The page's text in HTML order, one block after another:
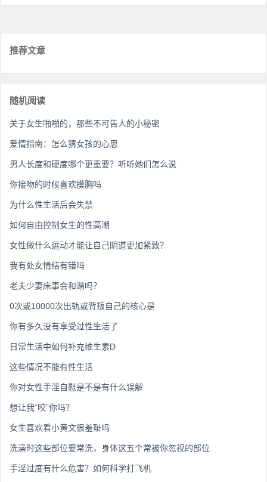
推荐文章
随机阅读
关于女生啪啪的，那些不可告人的小秘密
爱情指南：怎么猜女孩的心思
男人长度和硬度哪个更重要？听听她们怎么说
你接吻的时候喜欢摸胸吗
为什么性生活后会失禁
如何自由控制女生的性高潮
女性做什么运动才能让自己阴道更加紧致？
我有处女情结有错吗
老夫少妻床事会和谐吗？
0次或10000次出轨或背叛自己的核心是
你有多久没有享受过性生活了
日常生活中如何补充维生素D
这些情况不能有性生活
你对女性手淫自慰是不是有什么误解
想让我“咬”你吗？
女生喜欢看小黄文很羞耻吗
洗澡时这些部位要常洗，身体这五个常被你忽视的部位
手淫过度有什么危害？如何科学打飞机